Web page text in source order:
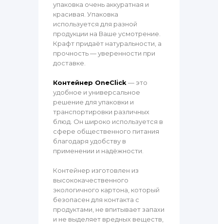
упаковка очень аккуратная и
красивая. Упаковка
используется для разной
продукции на Ваше усмотрение.
Крафт придаёт натуральности, а
прочность — уверенности при
доставке.
Контейнер OneClick— это
удобное и универсальное
решение для упаковки и
транспортировки различных
блюд. Он широко используется в
сфере общественного питания
благодаря удобству в
применении и надёжности.
Контейнер изготовлен из
высококачественного
экологичного картона, который
безопасен для контакта с
продуктами, не впитывает запахи
и не выделяет вредных веществ,